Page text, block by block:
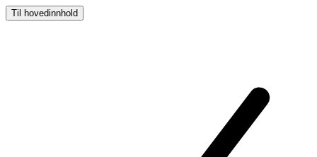
Til hovedinnhold